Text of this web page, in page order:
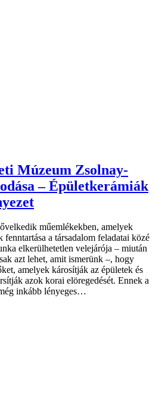
Múzeum Zsolnay-
– Épületkerámiák
műemlékekben, amelyek
fenntartása a társadalom feladatai közé
elkerülhetetlen velejárója – miután
azt lehet, amit ismerünk –, hogy
amelyek károsítják az épületek és
azok korai elöregedését. Ennek a
inkább lényeges…